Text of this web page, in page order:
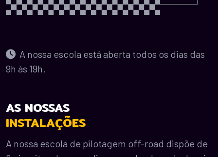
A nossa escola está aberta todos os dias das
9h às 19h.
AS NOSSAS
INSTALAÇÕES
A nossa escola de pilotagem off-road dispõe de